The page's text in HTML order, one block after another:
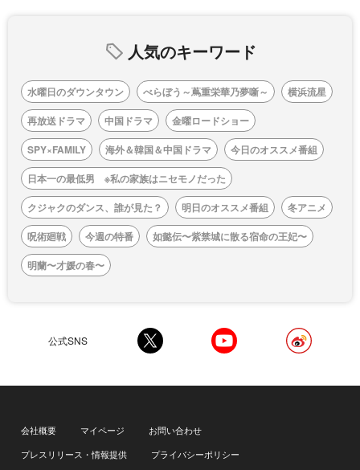
人気のキーワード
水曜日のダウンタウン べらぼう～蔦重栄華乃夢噺～
横浜流星
再放送ドラマ
中国ドラマ
金曜ロードショー
SPY×FAMILY
海外＆韓国＆中国ドラマ
今日のオススメ番組
日本一の最低男 ※私の家族はニセモノだった
クジャクのダンス、誰が見た？
明日のオススメ番組
冬アニメ
呪術廻戦
今週の特番
如懿伝〜紫禁城に散る宿命の王妃〜
明蘭〜才媛の春〜
公式SNS
会社概要 マイページ
お問い合わせ
プレスリリース・情報提供
プライバシーポリシー